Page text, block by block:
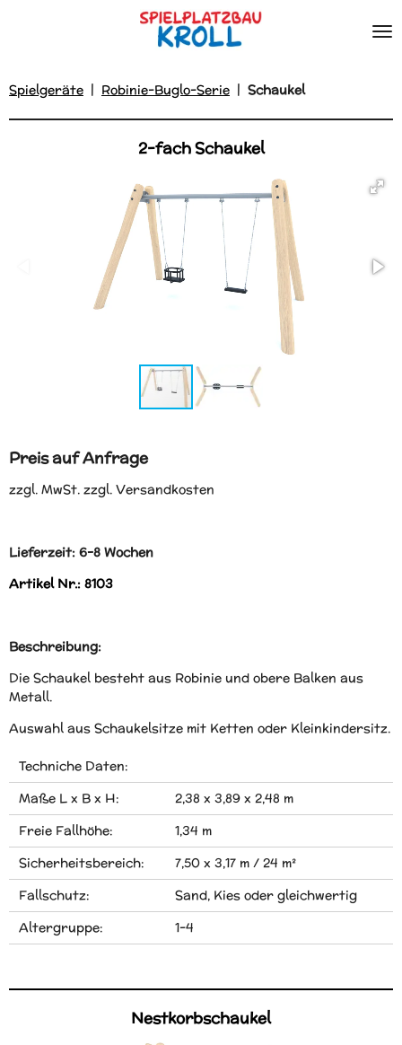
Spielgeräte | Robinie-Buglo-Serie | Schaukel
2-fach Schaukel
Preis auf Anfrage
zzgl. MwSt. zzgl. Versandkosten
Lieferzeit: 6-8 Wochen
Artikel Nr.: 8103
Beschreibung:
Die Schaukel besteht aus Robinie und obere Balken aus
Metall.
Auswahl aus Schaukelsitze mit Ketten oder Kleinkindersitz.
Techniche Daten:
Maße L x B x H:
2,38 x 3,89 x 2,48 m
Freie Fallhöhe:
1,34 m
Sicherheitsbereich:
7,50 x 3,17 m / 24 m²
Fallschutz:
Sand, Kies oder gleichwertig
Altergruppe:
1-4
Nestkorbschaukel